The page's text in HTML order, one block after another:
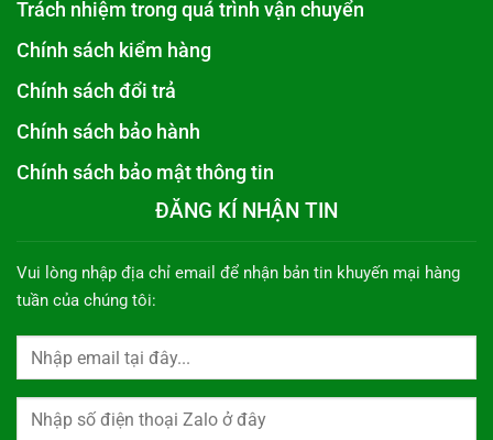
Trách nhiệm trong quá trình vận chuyển
Chính sách kiểm hàng
Chính sách đổi trả
Chính sách bảo hành
Chính sách bảo mật thông tin
ĐĂNG KÍ NHẬN TIN
Vui lòng nhập địa chỉ email để nhận bản tin khuyến mại hàng
tuần của chúng tôi: